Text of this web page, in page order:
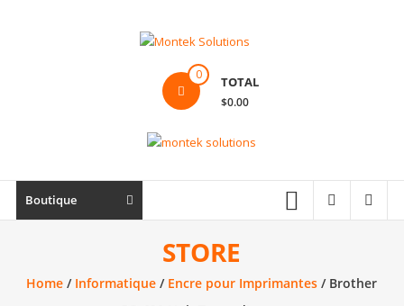
Ordinateur,
électronique
0 TOTAL
$0.00
Boutique
STORE
Home / Informatique / Encre pour Imprimantes / Brother